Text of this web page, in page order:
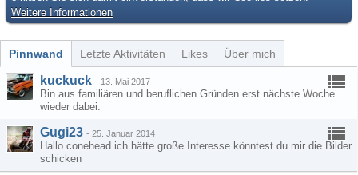
Weitere Informationen
Pinnwand Letzte Aktivitäten Likes Über mich
kuckuck - 13. Mai 2017
Bin aus familiären und beruflichen Gründen erst nächste Woche
wieder dabei.
Gugi23 - 25. Januar 2014
Hallo conehead ich hätte große Interesse könntest du mir die Bilder
schicken